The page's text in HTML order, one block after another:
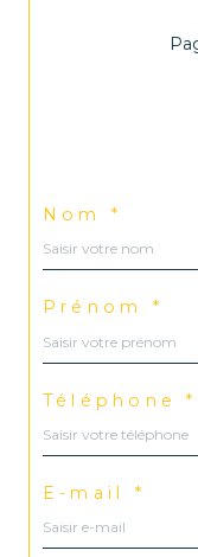
Nom *
Prénom *
Téléphone *
E-mail *